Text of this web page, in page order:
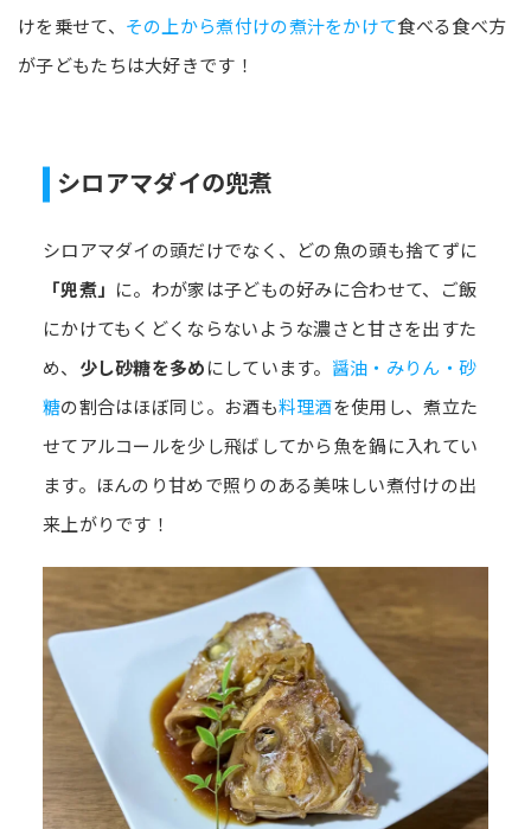
けを乗せて、 その上から煮付けの煮汁をかけて食べる食べ方
が子どもたちは大好きです！
シロアマダイの兜煮
シロアマダイの頭だけでなく、どの魚の頭も捨てずに
「兜煮」 に。わが家は子どもの好みに合わせて、ご飯
にかけてもくどくならないような濃さと甘さを出すた
め、 少し砂糖を多めにしています。 醤油・みりん・砂
糖の割合はほぼ同じ。お酒も料理酒を使用し、煮立た
せてアルコールを少し飛ばしてから魚を鍋に入れてい
ます。ほんのり甘めで照りのある美味しい煮付けの出
来上がりです！